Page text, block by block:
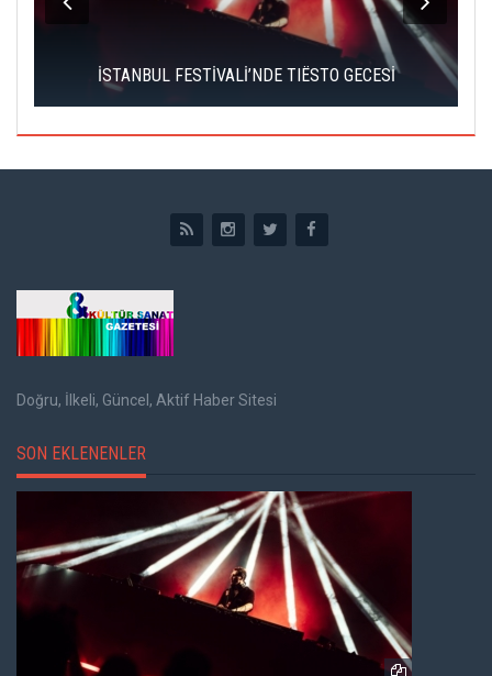
İSTANBUL FESTİVALİ’NDE TIËSTO GECESİ
Doğru, İlkeli, Güncel, Aktif Haber Sitesi
SON EKLENENLER